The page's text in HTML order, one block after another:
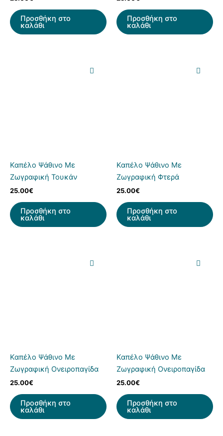
Προσθήκη στο
καλάθι
Προσθήκη στο
καλάθι
Καπέλο Ψάθινο Με
Ζωγραφική Τουκάν
25.00€
Προσθήκη στο
καλάθι
Καπέλο Ψάθινο Με
Ζωγραφική Φτερά
25.00€
Προσθήκη στο
καλάθι
Καπέλο Ψάθινο Με
Ζωγραφική Ονειροπαγίδα
25.00€
Προσθήκη στο
καλάθι
Καπέλο Ψάθινο Με
Ζωγραφική Ονειροπαγίδα
25.00€
Προσθήκη στο
καλάθι